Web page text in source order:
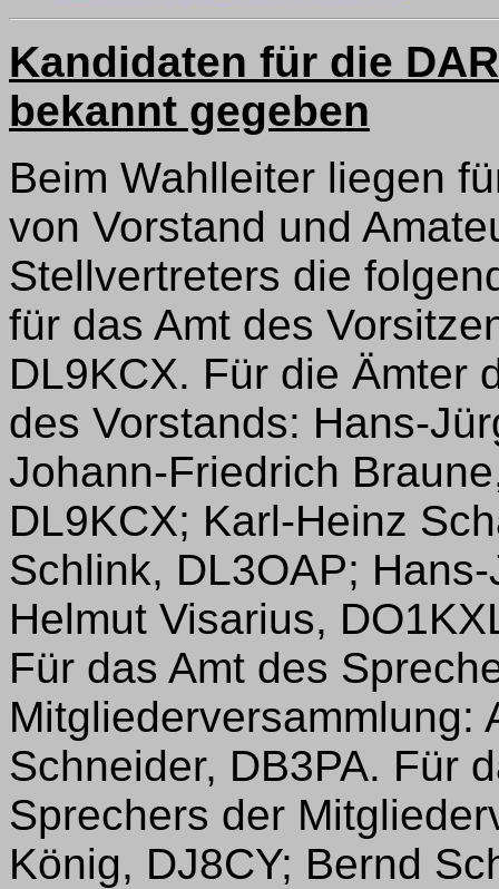
Kandidaten für die
bekannt gegeben
Beim Wahlleiter liegen
von Vorstand und
Stellvertreters die
für das Amt des
DL9KCX. Für die Ämter
des Vorstands: Hans-
Johann-Friedrich
DL9KCX; Karl-Heinz
Schlink, DL3OAP;
Helmut Visarius,
Für das Amt des
Mitgliederversammlung:
Schneider, DB3PA. Für
Sprechers der
König, DJ8CY; Bernd